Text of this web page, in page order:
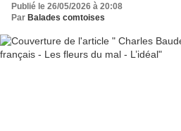
Publié le 26/05/2026 à 20:08
Par Balades comtoises